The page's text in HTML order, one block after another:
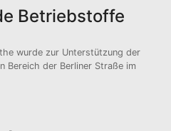
Betriebstoffe
wurde zur Unterstützung der
Bereich der Berliner Straße im